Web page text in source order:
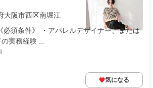
大阪市西区南堀江
必須条件》 ・アパレルデザイナー、または
実務経験 ...
気になる